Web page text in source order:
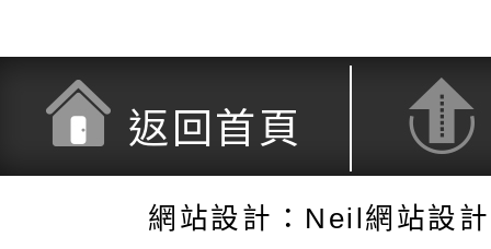
返回首頁
網站設計：Neil網站設